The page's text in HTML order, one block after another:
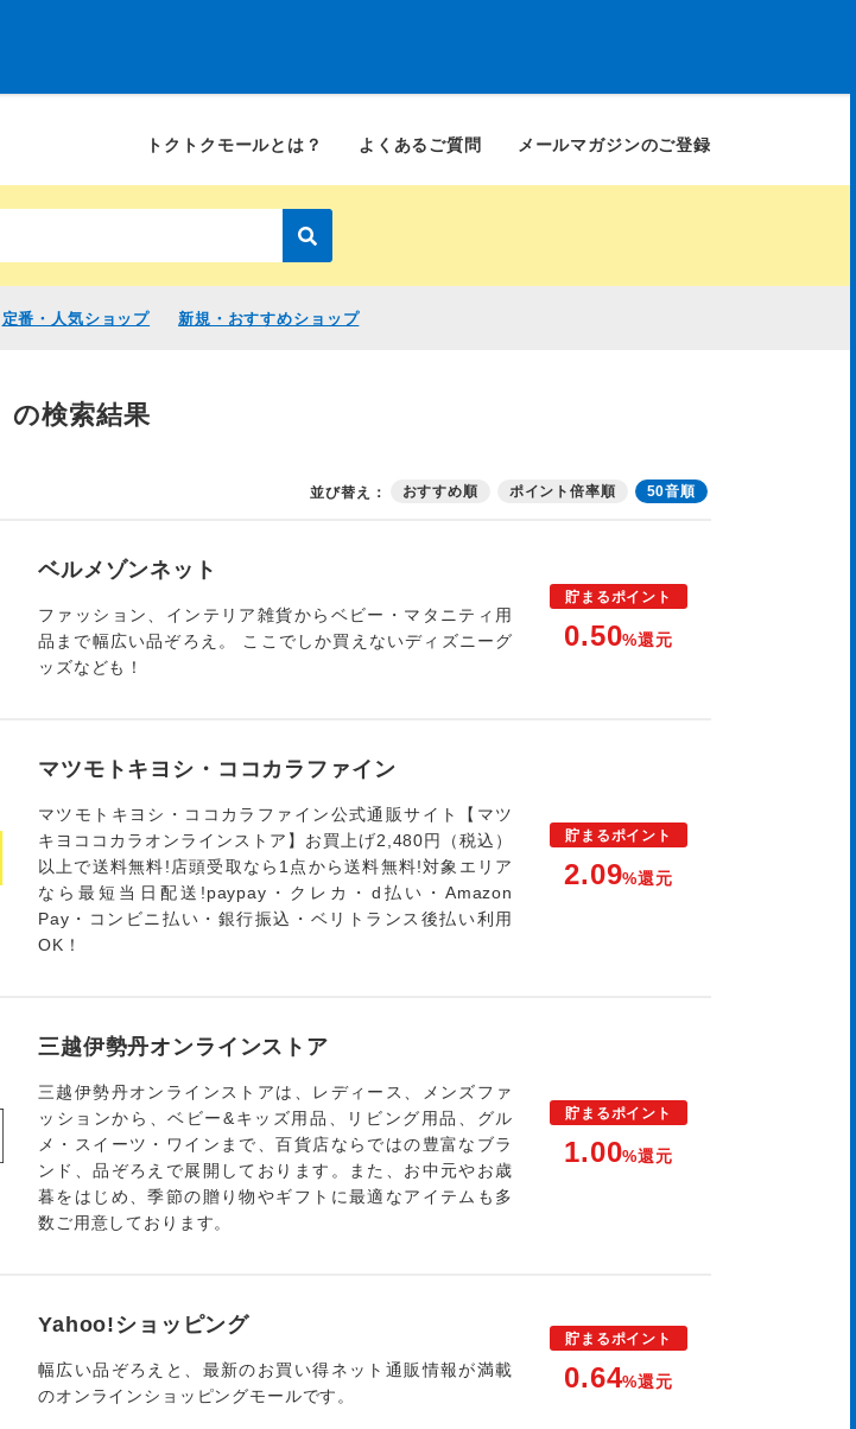
トクトクモールとは？ よくあるご質問 メールマガジンのご登録
定番・人気ショップ 新規・おすすめショップ
の検索結果
並び替え： おすすめ順 ポイント倍率順 50音順
ベルメゾンネット
ファッション、インテリア雑貨からベビー・マタニティ用
品まで幅広い品ぞろえ。 ここでしか買えないディズニーグ
ッズなども！
貯まるポイント
0.50%還元
マツモトキヨシ・ココカラファイン
マツモトキヨシ・ココカラファイン公式通販サイト【マツ
キヨココカラオンラインストア】お買上げ2,480円（税込）
以上で送料無料!店頭受取なら1点から送料無料!対象エリア
なら最短当日配送!paypay・クレカ・d払い・Amazon
Pay・コンビニ払い・銀行振込・ベリトランス後払い利用
OK！
貯まるポイント
2.09%還元
三越伊勢丹オンラインストア
三越伊勢丹オンラインストアは、レディース、メンズファ
ッションから、ベビー&キッズ用品、リビング用品、グル
メ・スイーツ・ワインまで、百貨店ならではの豊富なブラ
ンド、品ぞろえで展開しております。また、お中元やお歳
暮をはじめ、季節の贈り物やギフトに最適なアイテムも多
数ご用意しております。
貯まるポイント
1.00%還元
Yahoo!ショッピング
幅広い品ぞろえと、最新のお買い得ネット通販情報が満載
のオンラインショッピングモールです。
貯まるポイント
0.64%還元